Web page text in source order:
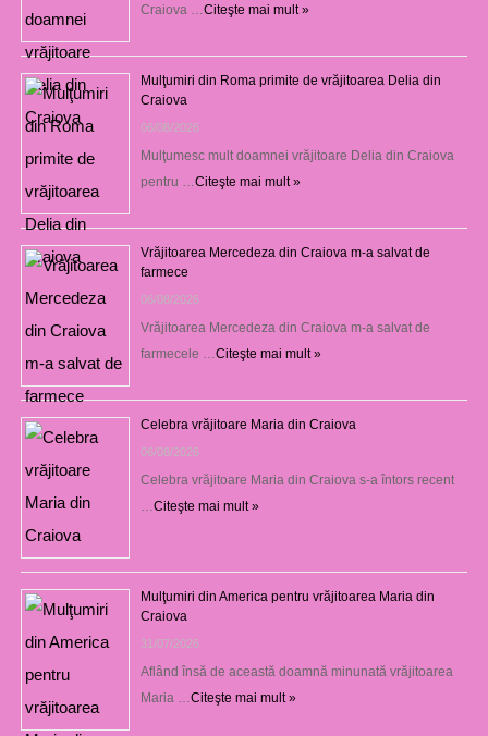
Craiova … Citeşte mai mult »
Mulţumiri din Roma primite de vrăjitoarea Delia din
Craiova
06/08/2026
Mulţumesc mult doamnei vrăjitoare Delia din Craiova
pentru … Citeşte mai mult »
Vrăjitoarea Mercedeza din Craiova m-a salvat de
farmece
06/08/2026
Vrăjitoarea Mercedeza din Craiova m-a salvat de
farmecele … Citeşte mai mult »
Celebra vrăjitoare Maria din Craiova
06/08/2026
Celebra vrăjitoare Maria din Craiova s-a întors recent
Citeşte mai mult »
Mulţumiri din America pentru vrăjitoarea Maria din
Craiova
31/07/2026
Aflând însă de această doamnă minunată vrăjitoarea
Maria … Citeşte mai mult »